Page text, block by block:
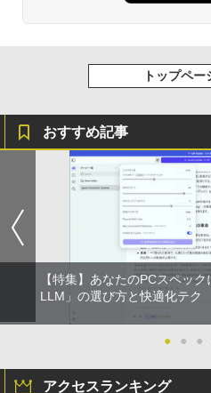
￥1,650
3
￥20,585
オレンジ
ー＞ [雑誌]
￥1,689
￥5,990
Anker
ラック
￥14,990
【2026年ア
レスイヤホ
るーとゅー
セリング 自
学/WEB会議(
[Explicit]
見知らぬ糸
￥250
On My Road
￥250
￥1,380
【
ET ラベルレ
by Amazon
強炭酸水 ペ
art Basic)
￥1,625
by Amazon
エース)
ONE PIECE
クス
￥594
コミックス
￥572
トップペー
おすすめ記事
【特集】あなたのPCスペッ
LLM」の選び方と快適化テク
● ● ●
アクセスランキング